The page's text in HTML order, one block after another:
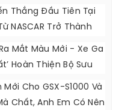
Thắng Đầu Tiên Tại
NASCAR Trở Thành
Mắt Màu Mới - Xe Ga
Hoàn Thiện Bộ Sưu
Cho GSX-S1000 Và
Chất, Anh Em Có Nên